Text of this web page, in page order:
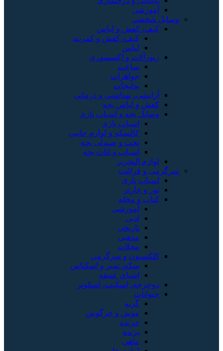
آموزشی
وسایل شخصی
کیف، کفش و لباس
کیف، کفش و کمربند
لباس
زیورآلات و اکسسوری
ساعت
جواهرات
بدلیجات
آرایشی، بهداشتی و درمانی
کفش و لباس بچه
وسایل بچه و اسباب بازی
اسباب بازی
کالسکه و لوازم جانبی
تخت و صندلی بچه
اسباب و اثاث بچه
لوازم التحریر
سرگرمی و فراغت
اسباب‌ بازی
تور و چارتر
کتاب و مجله
آموزشی
ادبی
تاریخی
مذهبی
مجلات
کلکسیون و سرگرمی
سکه، تمبر و اسکناس
اشیای عتیقه
دوچرخه، اسکیت، اسکوتر
حیوانات
گربه
موش و خرگوش
خزنده
پرنده
ماهی